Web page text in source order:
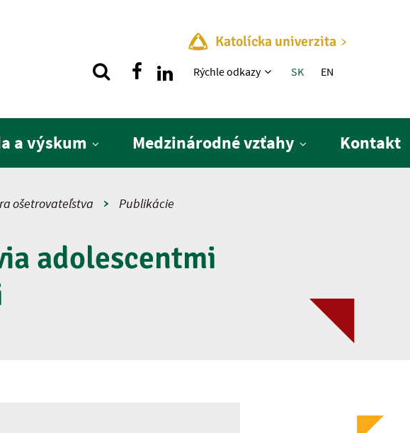
Katolícka univerzita
Rýchle menu
Rýchle odkazy SK EN
a výskum Medzinárodné vzťahy Kontakt
ošetrovateľstva Publikácie
adolescentmi